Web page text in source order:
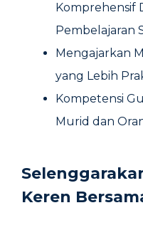
Komprehensif
Pembelajaran
Mengajarkan
yang Lebih
Kompetensi
Murid dan
Keren